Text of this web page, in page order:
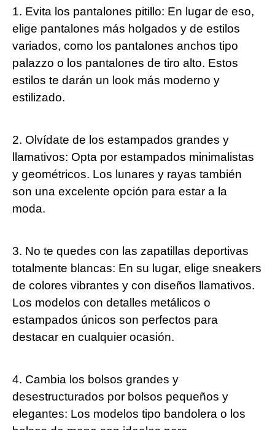
1. Evita los pantalones pitillo: En lugar de eso,
elige pantalones más holgados y de estilos
variados, como los pantalones anchos tipo
palazzo o los pantalones de tiro alto. Estos
estilos te darán un look más moderno y
estilizado.
2. Olvídate de los estampados grandes y
llamativos: Opta por estampados minimalistas
y geométricos. Los lunares y rayas también
son una excelente opción para estar a la
moda.
3. No te quedes con las zapatillas deportivas
totalmente blancas: En su lugar, elige sneakers
de colores vibrantes y con diseños llamativos.
Los modelos con detalles metálicos o
estampados únicos son perfectos para
destacar en cualquier ocasión.
4. Cambia los bolsos grandes y
desestructurados por bolsos pequeños y
elegantes: Los modelos tipo bandolera o los